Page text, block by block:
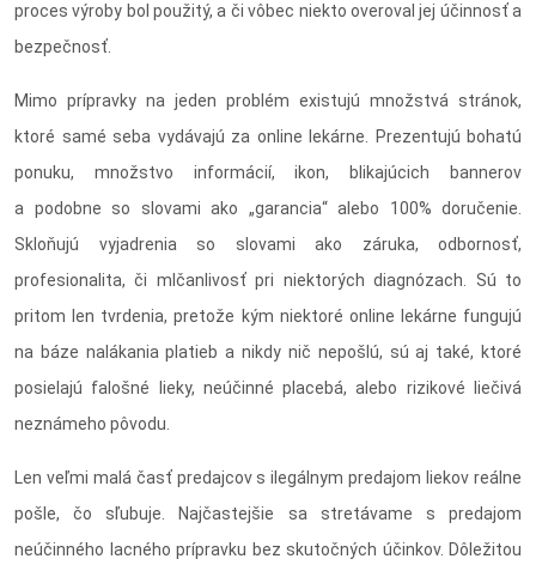
proces výroby bol použitý, a či vôbec niekto overoval jej účinnosť a
bezpečnosť.
Mimo prípravky na jeden problém existujú množstvá stránok,
ktoré samé seba vydávajú za online lekárne. Prezentujú bohatú
ponuku, množstvo informácií, ikon, blikajúcich bannerov
a podobne so slovami ako „garancia“ alebo 100% doručenie.
Skloňujú vyjadrenia so slovami ako záruka, odbornosť,
profesionalita, či mlčanlivosť pri niektorých diagnózach. Sú to
pritom len tvrdenia, pretože kým niektoré online lekárne fungujú
na báze nalákania platieb a nikdy nič nepošlú, sú aj také, ktoré
posielajú falošné lieky, neúčinné placebá, alebo rizikové liečivá
neznámeho pôvodu.
Len veľmi malá časť predajcov s ilegálnym predajom liekov reálne
pošle, čo sľubuje. Najčastejšie sa stretávame s predajom
neúčinného lacného prípravku bez skutočných účinkov. Dôležitou